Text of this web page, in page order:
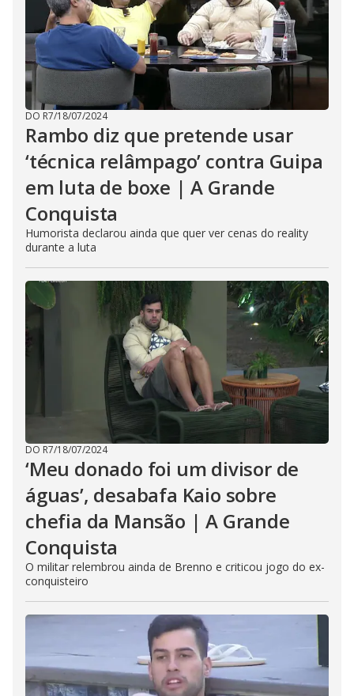
DO R7/18/07/2024
Rambo diz que pretende usar
‘técnica relâmpago’ contra Guipa
em luta de boxe | A Grande
Conquista
Humorista declarou ainda que quer ver cenas do reality
durante a luta
DO R7/18/07/2024
‘Meu donado foi um divisor de
águas’, desabafa Kaio sobre
chefia da Mansão | A Grande
Conquista
O militar relembrou ainda de Brenno e criticou jogo do ex-
conquisteiro